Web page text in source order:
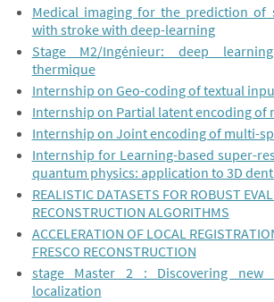
Medical imaging for the prediction of
with stroke with deep-learning
Stage M2/Ingénieur: deep
thermique
Internship on Geo-coding of textual
Internship on Partial latent encoding of
Internship on Joint encoding of multi-
Internship for Learning-based super-
quantum physics: application to 3D
REALISTIC DATASETS FOR ROBUST
RECONSTRUCTION ALGORITHMS
ACCELERATION OF LOCAL
FRESCO RECONSTRUCTION
stage Master 2 : Discovering new
localization